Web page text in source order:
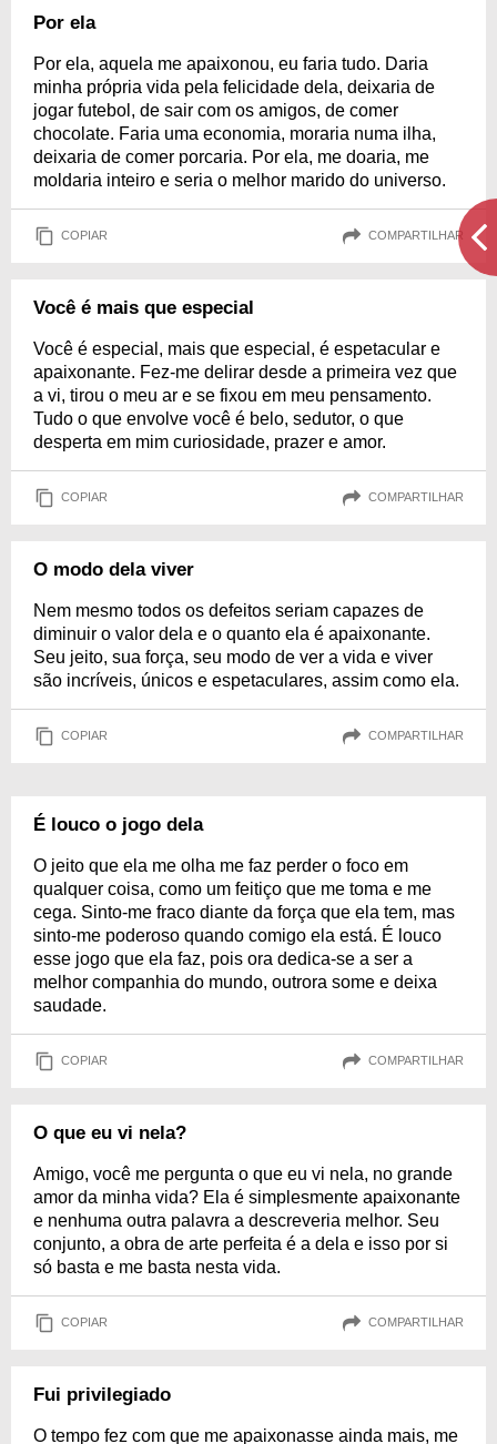
Por ela
Por ela, aquela me apaixonou, eu faria tudo. Daria
minha própria vida pela felicidade dela, deixaria de
jogar futebol, de sair com os amigos, de comer
chocolate. Faria uma economia, moraria numa ilha,
deixaria de comer porcaria. Por ela, me doaria, me
moldaria inteiro e seria o melhor marido do universo.
COPIAR COMPARTILHAR
Você é mais que especial
Você é especial, mais que especial, é espetacular e
apaixonante. Fez-me delirar desde a primeira vez que
a vi, tirou o meu ar e se fixou em meu pensamento.
Tudo o que envolve você é belo, sedutor, o que
desperta em mim curiosidade, prazer e amor.
COPIAR COMPARTILHAR
O modo dela viver
Nem mesmo todos os defeitos seriam capazes de
diminuir o valor dela e o quanto ela é apaixonante.
Seu jeito, sua força, seu modo de ver a vida e viver
são incríveis, únicos e espetaculares, assim como ela.
COPIAR COMPARTILHAR
É louco o jogo dela
O jeito que ela me olha me faz perder o foco em
qualquer coisa, como um feitiço que me toma e me
cega. Sinto-me fraco diante da força que ela tem, mas
sinto-me poderoso quando comigo ela está. É louco
esse jogo que ela faz, pois ora dedica-se a ser a
melhor companhia do mundo, outrora some e deixa
saudade.
COPIAR COMPARTILHAR
O que eu vi nela?
Amigo, você me pergunta o que eu vi nela, no grande
amor da minha vida? Ela é simplesmente apaixonante
e nenhuma outra palavra a descreveria melhor. Seu
conjunto, a obra de arte perfeita é a dela e isso por si
só basta e me basta nesta vida.
COPIAR COMPARTILHAR
Fui privilegiado
O tempo fez com que me apaixonasse ainda mais, me